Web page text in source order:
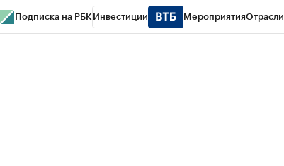
Подписка на РБК Инвестиции МероприятияОтрасли